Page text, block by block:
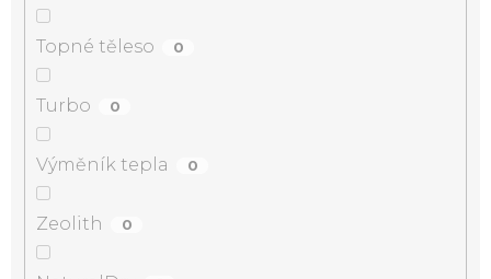
Topné těleso 0
Turbo 0
Výměník tepla 0
Zeolith 0